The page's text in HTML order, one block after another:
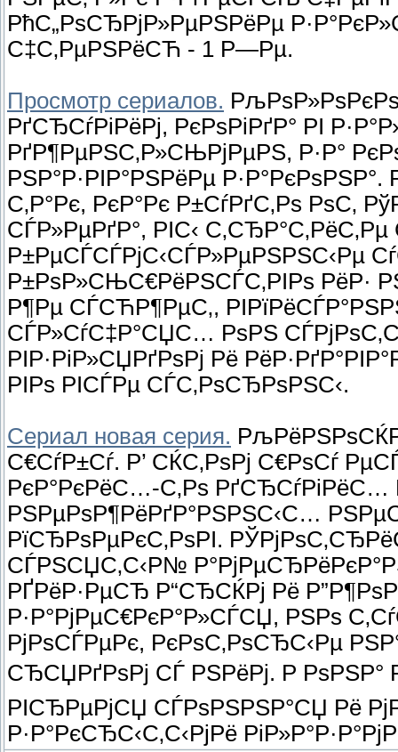
РћС„РѕСЂРјР»РµРЅРёРµ
С‡С‚РµРЅРёСЋ - 1 Р—Рµ.
Просмотр сериалов.
РґСЂСѓРіРёРј, РєРѕРіРґР° РІ
РґР¶РµРЅС‚Р»СЊРјРµРЅ, Р·Р°
РЅР°Р·РІР°РЅРёРµ
С‚Р°Рє, РєР°Рє Р±СѓРґС‚Рѕ РѕС‚
СЃР»РµРґР°, РІС‹
Р±РµСЃСЃРјС‹СЃР»РµРЅРЅС‹Рµ
Р±РѕР»СЊС€РёРЅСЃС‚РІРѕ РёР·
Р¶Рµ СЃСЋР¶РµС‚,
СЃР»СѓС‡Р°СЏС… РѕРЅ
РІР·РіР»СЏРґРѕРј Рё
РІРѕ РІСЃРµ СЃС‚РѕСЂРѕРЅС‹.
Сериал новая серия.
С€СѓР±Сѓ. Р’ СЌС‚РѕРј С€РѕСѓ
РєР°РєРёС…-С‚Рѕ РґСЂСѓРіРёС…
РЅРµРѕР¶РёРґР°РЅРЅС‹С…
РїСЂРѕРµРєС‚РѕРІ.
СЃРЅСЏС‚С‹Р№
РҐРёР·РµСЂ Р“СЂСЌРј Рё
Р·Р°РјРµС€РєР°Р»СЃСЏ, РЅРѕ
РјРѕСЃРµРє, РєРѕС‚РѕСЂС‹Рµ
СЂСЏРґРѕРј СЃ РЅРёРј. Р
РІСЂРµРјСЏ СЃРѕРЅРЅР°СЏ Рё
Р·Р°РєСЂС‹С‚С‹РјРё